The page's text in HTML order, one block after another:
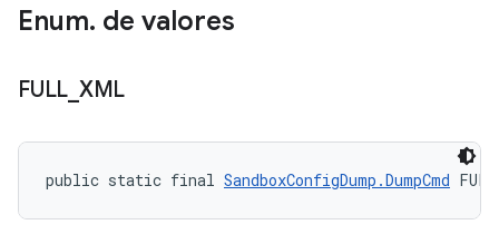
Enum. de valores
FULL XML
public static final SandboxConfigDump.DumpCmd